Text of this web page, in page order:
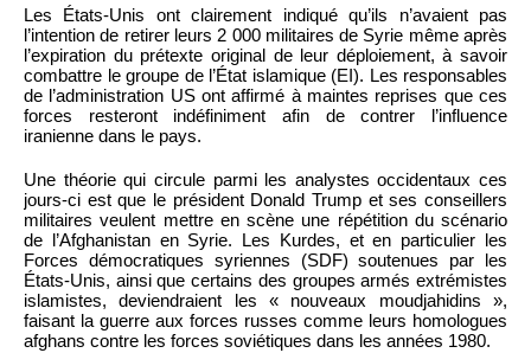
Les États-Unis ont clairement indiqué qu’ils n’avaient pas
l’intention de retirer leurs 2 000 militaires de Syrie même après
l’expiration du prétexte original de leur déploiement, à savoir
combattre le groupe de l’État islamique (EI). Les responsables
de l’administration US ont affirmé à maintes reprises que ces
forces resteront indéfiniment afin de contrer l’influence
iranienne dans le pays.
Une théorie qui circule parmi les analystes occidentaux ces
jours-ci est que le président Donald Trump et ses conseillers
militaires veulent mettre en scène une répétition du scénario
de l’Afghanistan en Syrie. Les Kurdes, et en particulier les
Forces démocratiques syriennes (SDF) soutenues par les
États-Unis, ainsi que certains des groupes armés extrémistes
islamistes, deviendraient les « nouveaux moudjahidins »,
faisant la guerre aux forces russes comme leurs homologues
afghans contre les forces soviétiques dans les années 1980.